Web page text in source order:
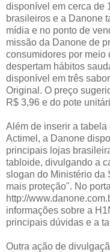
disponível em cerca de
brasileiros e a Danone
mídia e no ponto de
missão da Danone de
consumidores por meio
despertam hábitos
disponível em três
Original. O preço
R$ 3,96 e do pote
Além de inserir a
Actimel, a Danone
principais lojas
tabloide, divulgando a
slogan do Ministério da
mais proteção". No
http://
informações sobre a
principais dúvidas e a
Outra ação de